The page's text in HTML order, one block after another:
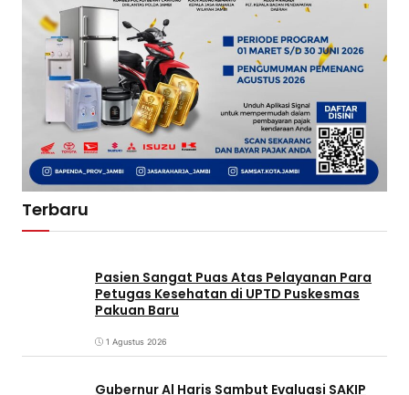
Terbaru
Pasien Sangat Puas Atas Pelayanan Para
Petugas Kesehatan di UPTD Puskesmas
Pakuan Baru
1 Agustus 2026
Gubernur Al Haris Sambut Evaluasi SAKIP